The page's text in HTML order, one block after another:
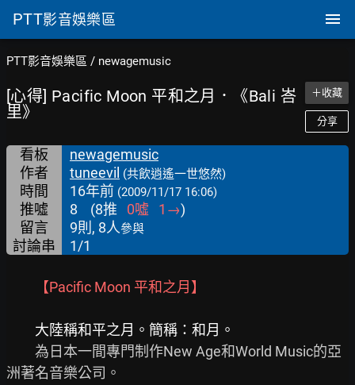
PTT影音娛樂區
PTT影音娛樂區 / newagemusic
[心得] Pacific Moon 平和之月．《Bali 峇
里》
＋收藏
分享
看板
newagemusic
作者
tuneevil (共飲逍遙一世悠然)
時間 16年前 (2009/11/17 16:06)
推噓 8 (8推 0噓 1 →)
留言
9則, 8人參與
討論串 1/1
為日本一間專門制作New Age和World Music的亞
洲著名音樂公司。